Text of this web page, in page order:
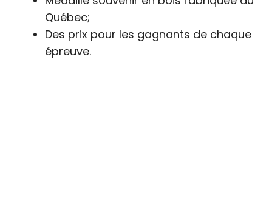
Québec;
Des prix pour les gagnants de chaque
épreuve.